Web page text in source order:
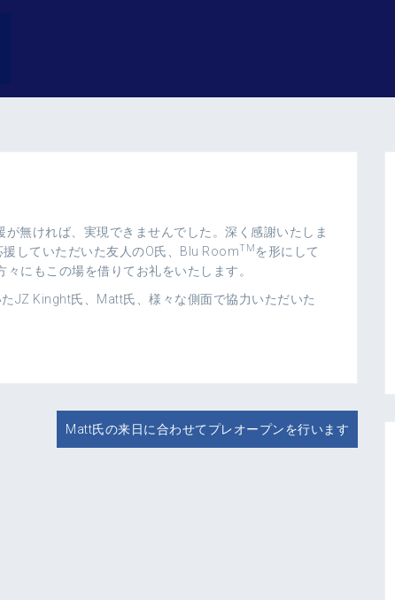
無ければ、実現できませんでした。深く感謝いたしま
していただいた友人のO氏、Blu RoomTM を形にして
にもこの場を借りてお礼をいたします。
JZ Kinght氏、Matt氏、様々な側面で協力いただいた
Matt氏の来日に合わせてプレオープンを行います